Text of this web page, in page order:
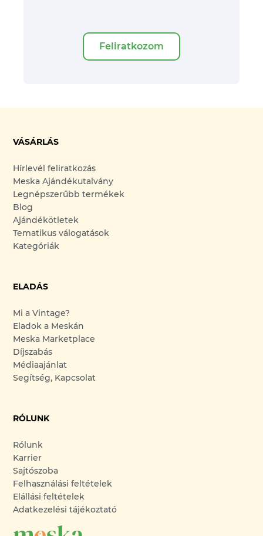
Feliratkozom
VÁSÁRLÁS
Hírlevél feliratkozás
Meska Ajándékutalvány
Legnépszerűbb termékek
Blog
Ajándékötletek
Tematikus válogatások
Kategóriák
ELADÁS
Mi a Vintage?
Eladok a Meskán
Meska Marketplace
Díjszabás
Médiaajánlat
Segítség, Kapcsolat
RÓLUNK
Rólunk
Karrier
Sajtószoba
Felhasználási feltételek
Elállási feltételek
Adatkezelési tájékoztató